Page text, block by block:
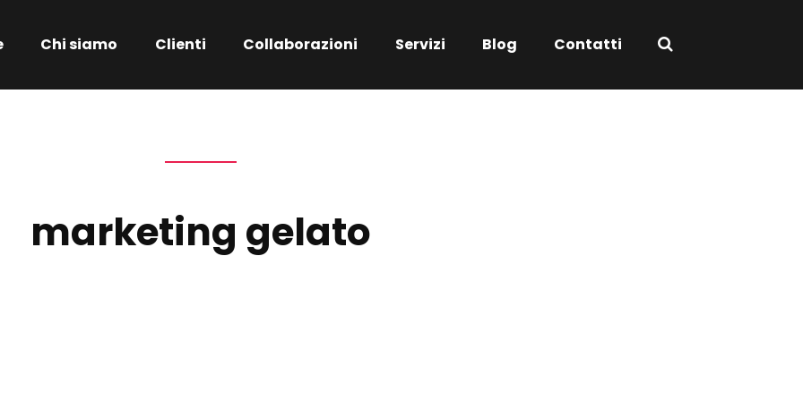
Chi siamo Clienti Collaborazioni Servizi Blog Contatti
marketing gelato